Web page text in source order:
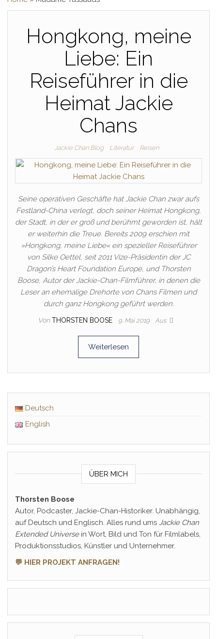
Hongkong, meine
Liebe: Ein
Reiseführer in die
Heimat Jackie
Chans
Jackie Chan Blog Literatur Reisen
Seine operativen Geschäfte hat Jackie Chan zwar aufs
Festland-China verlegt, doch seiner Heimat Hongkong,
der Stadt, in der er groß und berühmt geworden ist, hält
er weiterhin die Treue. Bereits 2009 erschien mit
»Hongkong, meine Liebe« ein spezieller Reiseführer
von Silke Oettel, seit 2011 Vize-Präsidentin der JC
Dragon’s Heart Foundation Europe, und Thorsten
Boose, Autor der Jackie-Chan-Filmführer, in denen die
Leser an ehemalige Drehorte von Chans Filmen und
durch ganz Hongkong geführt werden.
Von THORSTEN BOOSE 9. Mai 2019 Aus
Weiterlesen
Deutsch
English
ÜBER MICH
Thorsten Boose
Autor, Podcaster, Jackie-Chan-Historiker. Unabhängig,
auf Deutsch und Englisch. Alles rund ums Jackie Chan
Extended Universein Wort, Bild und Ton für Filmlabels,
Produktionsstudios, Künstler und Unternehmer.
💬 HIER PROJEKT ANFRAGEN!